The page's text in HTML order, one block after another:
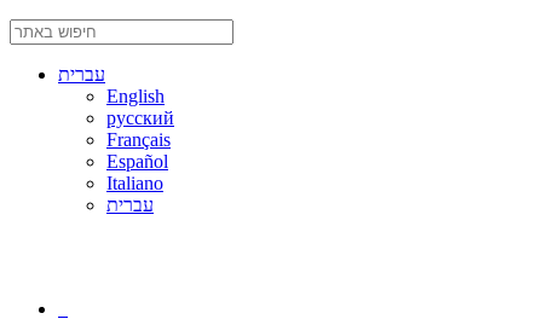
עברית
English
русский
Français
Español
Italiano
עברית